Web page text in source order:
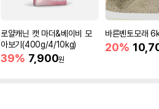
로얄캐닌 캣 마더&베이비 모
아보기(400g/4/10kg)
39% 7,900원
바른벤토모래
20%